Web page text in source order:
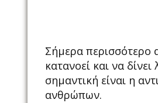
Σήμερα περισσότερο
κατανοεί και να
σημαντική είναι η
ανθρώπων.